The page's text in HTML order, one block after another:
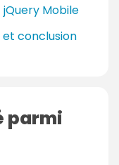
t
i
jQuery Mobile
conclusion
parmi